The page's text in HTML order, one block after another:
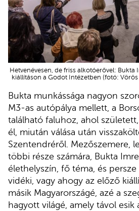
Hetvenévesen, de friss alkotóerővel: Bukta
kiállításon a Godot Intézetben (fotó:
Bukta munkássága nagyon
M3-as autópálya mellett, a
található faluhoz, ahol
él, miután válása után
Szentendréről. Mezőszemere,
többi része számára, Bukta
élethelyszín, fő téma, és
vidéki, vagy ahogy az előző
másik Magyarországé, azé a
hagyott világé, amely távol esik